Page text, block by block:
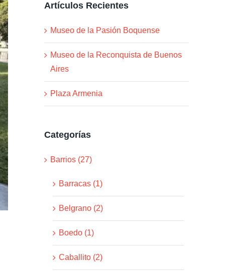
Artículos Recientes
Museo de la Pasión Boquense
Museo de la Reconquista de Buenos
Aires
Plaza Armenia
Categorías
Barrios (27)
Barracas (1)
Belgrano (2)
Boedo (1)
Caballito (2)